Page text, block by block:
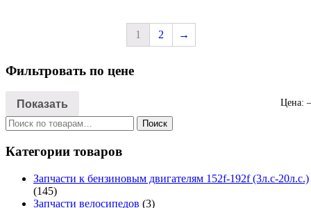
1 2 →
Фильтровать по цене
Показать Цена:
Искать: Поиск
Категории товаров
Запчасти к бензиновым двигателям 152f-192f (3л.с-20л.с.)
(145)
Запчасти велосипедов (3)